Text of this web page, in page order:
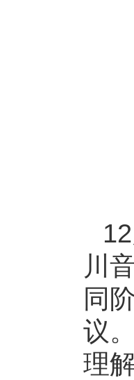
川
同
议
理